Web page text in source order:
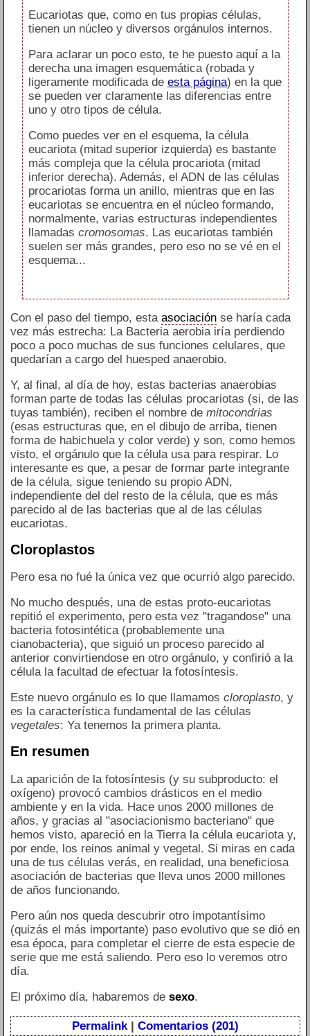
Eucariotas que, como en tus propias células,
tienen un núcleo y diversos orgánulos internos.
Para aclarar un poco esto, te he puesto aquí a la
derecha una imagen esquemática (robada y
ligeramente modificada de esta página) en la que
se pueden ver claramente las diferencias entre
uno y otro tipos de célula.
Como puedes ver en el esquema, la célula
eucariota (mitad superior izquierda) es bastante
más compleja que la célula procariota (mitad
inferior derecha). Además, el ADN de las células
procariotas forma un anillo, mientras que en las
eucariotas se encuentra en el núcleo formando,
normalmente, varias estructuras independientes
llamadas cromosomas. Las eucariotas también
suelen ser más grandes, pero eso no se vé en el
esquema...
Con el paso del tiempo, esta asociaciónse haría cada
vez más estrecha: La Bacteria aerobia iría perdiendo
poco a poco muchas de sus funciones celulares, que
quedarían a cargo del huesped anaerobio.
Y, al final, al día de hoy, estas bacterias anaerobias
forman parte de todas las células procariotas (si, de las
tuyas también), reciben el nombre de mitocondrias
(esas estructuras que, en el dibujo de arriba, tienen
forma de habichuela y color verde) y son, como hemos
visto, el orgánulo que la célula usa para respirar. Lo
interesante es que, a pesar de formar parte integrante
de la célula, sigue teniendo su propio ADN,
independiente del del resto de la célula, que es más
parecido al de las bacterias que al de las células
eucariotas.
Cloroplastos
Pero esa no fué la única vez que ocurrió algo parecido.
No mucho después, una de estas proto-eucariotas
repitió el experimento, pero esta vez "tragandose" una
bacteria fotosintética (probablemente una
cianobacteria), que siguió un proceso parecido al
anterior convirtiendose en otro orgánulo, y confirió a la
célula la facultad de efectuar la fotosíntesis.
Este nuevo orgánulo es lo que llamamos cloroplasto, y
es la característica fundamental de las células
vegetales: Ya tenemos la primera planta.
En resumen
La aparición de la fotosíntesis (y su subproducto: el
oxígeno) provocó cambios drásticos en el medio
ambiente y en la vida. Hace unos 2000 millones de
años, y gracias al "asociacionismo bacteriano" que
hemos visto, apareció en la Tierra la célula eucariota y,
por ende, los reinos animal y vegetal. Si miras en cada
una de tus células verás, en realidad, una beneficiosa
asociación de bacterias que lleva unos 2000 millones
de años funcionando.
Pero aún nos queda descubrir otro impotantísimo
(quizás el más importante) paso evolutivo que se dió en
esa época, para completar el cierre de esta especie de
serie que me está saliendo. Pero eso lo veremos otro
día.
El próximo día, habaremos de sexo.
Permalink| Comentarios (201)